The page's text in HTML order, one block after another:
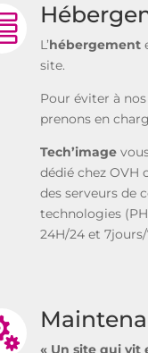
L’hébergement
site.
Pour éviter à
prenons en
Tech’image
dédié chez OVH
des serveurs de
technologies
24H/24 et
« Un site qui vit